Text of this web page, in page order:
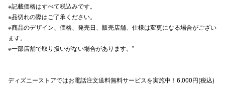
※記載価格はすべて税込みです。
※品切れの際はご了承ください。
※商品のデザイン、価格、発売日、販売店舗、仕様は変更になる場合がござい
ます。
※一部店舗で取り扱いがない場合があります。"
ディズニーストアではお電話注文送料無料サービスを実施中！6,000円(税込)那覇オ